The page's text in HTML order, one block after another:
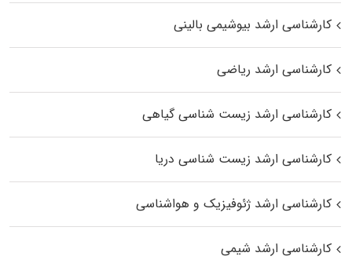
کارشناسی ارشد بیوشیمی بالینی
کارشناسی ارشد ریاضی
کارشناسی ارشد زیست‌ شناسی گیاهی
کارشناسی ارشد زیست‌ شناسی دریا
کارشناسی ارشد ژئوفیزیک و هواشناسی
کارشناسی ارشد شیمی